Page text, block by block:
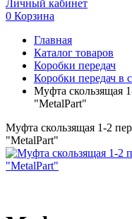
Личный кабинет
0 Корзина
Главная
Каталог товаров
Коробки передач
Коробки передач в
Муфта скользящая
"MetalPart"
Муфта скользящая 1-2
"MetalPart"